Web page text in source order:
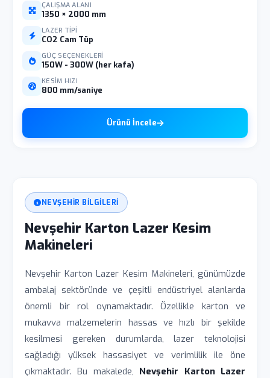
ÇALIŞMA ALANI
1350 × 2000 mm
LAZER TIPI
CO2 Cam Tüp
GÜÇ SEÇENEKLERI
150W - 300W (her kafa)
KESIM HIZI
800 mm/saniye
Ürünü İncele
NEVŞEHIR BILGILERI
Nevşehir Karton Lazer Kesim
Makineleri
Nevşehir Karton Lazer Kesim Makineleri, günümüzde
ambalaj sektöründe ve çeşitli endüstriyel alanlarda
önemli bir rol oynamaktadır. Özellikle karton ve
mukavva malzemelerin hassas ve hızlı bir şekilde
kesilmesi gereken durumlarda, lazer teknolojisi
sağladığı yüksek hassasiyet ve verimlilik ile öne
çıkmaktadır. Bu makalede, Nevşehir Karton Lazer